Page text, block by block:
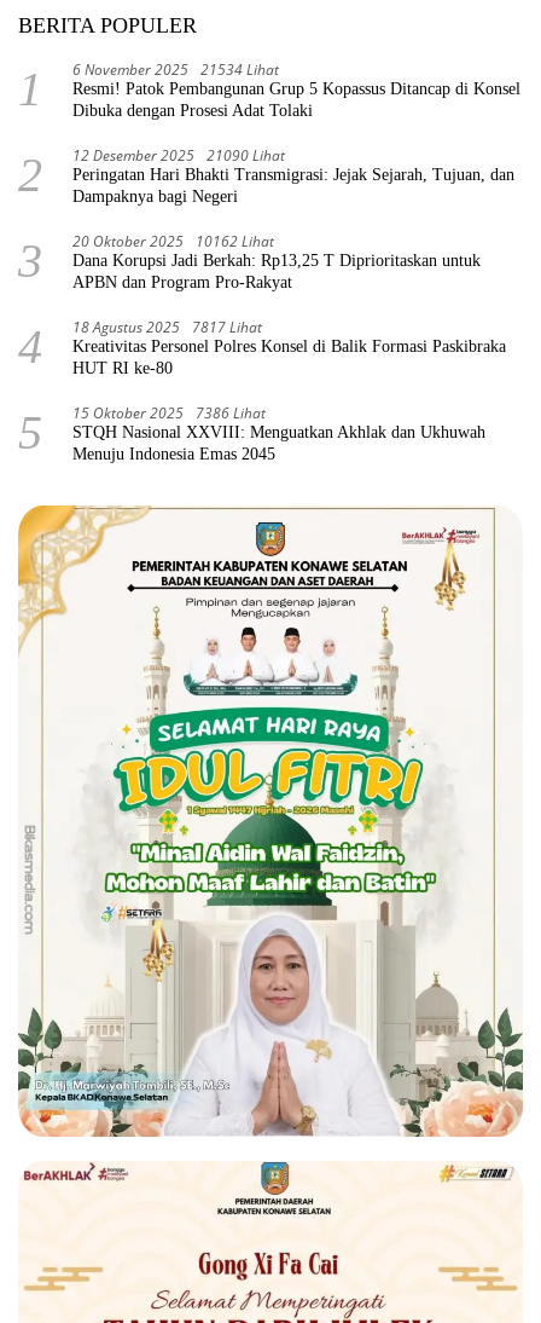
BERITA POPULER
1 6 November 2025 21534 Lihat
Resmi! Patok Pembangunan Grup 5 Kopassus Ditancap di Konsel
Dibuka dengan Prosesi Adat Tolaki
2 12 Desember 2025 21090 Lihat
Peringatan Hari Bhakti Transmigrasi: Jejak Sejarah, Tujuan, dan
Dampaknya bagi Negeri
3 20 Oktober 2025 10162 Lihat
Dana Korupsi Jadi Berkah: Rp13,25 T Diprioritaskan untuk
APBN dan Program Pro-Rakyat
4 18 Agustus 2025 7817 Lihat
Kreativitas Personel Polres Konsel di Balik Formasi Paskibraka
HUT RI ke-80
5 15 Oktober 2025 7386 Lihat
STQH Nasional XXVIII: Menguatkan Akhlak dan Ukhuwah
Menuju Indonesia Emas 2045